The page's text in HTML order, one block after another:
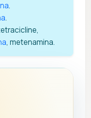
.
.
, metenamina.